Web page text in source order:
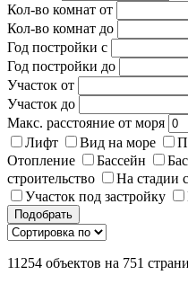
Кол-во комнат от
Кол-во комнат до
Год постройки с
Год постройки до
Участок от
Участок до
Макс. расстояние от моря
Лифт
Вид на море
Отопление
Бассейн
строительство
На стадии
Участок под застройку
Подобрать
11254 объектов на 751